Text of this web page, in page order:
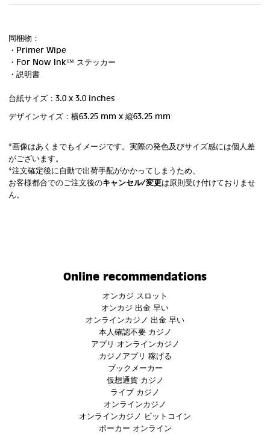
同梱物：
・Primer Wipe
・For Now Ink ™ ステッカー
・説明書
台紙サイズ：3.0 x 3.0 inches
デザインサイズ：横63.25 mm x 縦63.25 mm
*画像はあくまでもイメージです。実際の発色及びサイズ感には個人差
がございます。
*注文確定後に自動で出荷手配がかかってしまうため、
お客様都合でのご注文後のキャンセル/変更は原則受け付けておりませ
ん。
Online recommendations
オンカジ スロット
オンカジ 出金 早い
オンラインカジノ 出金 早い
本人確認不要 カジノ
アプリ オンラインカジノ
カジノアプリ 稼げる
ブックメーカー
仮想通貨 カジノ
ライブ カジノ
オンラインカジノ
オンラインカジノ ビットコイン
ポーカー オンライン